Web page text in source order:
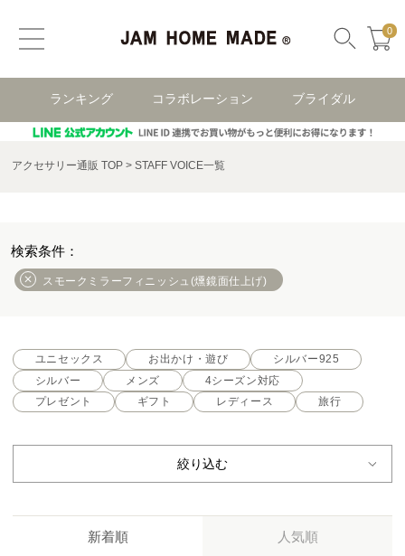
0
ランキング コラボレーション ブライダル
アクセサリー通販 TOP STAFF VOICE一覧
スモークミラーフィニッシュ(燻鏡面仕上げ)
ユニセックス お出かけ・遊び
シルバー925
シルバー
メンズ
4シーズン対応
プレゼント
ギフト レディース 旅行
絞り込む
新着順 人気順